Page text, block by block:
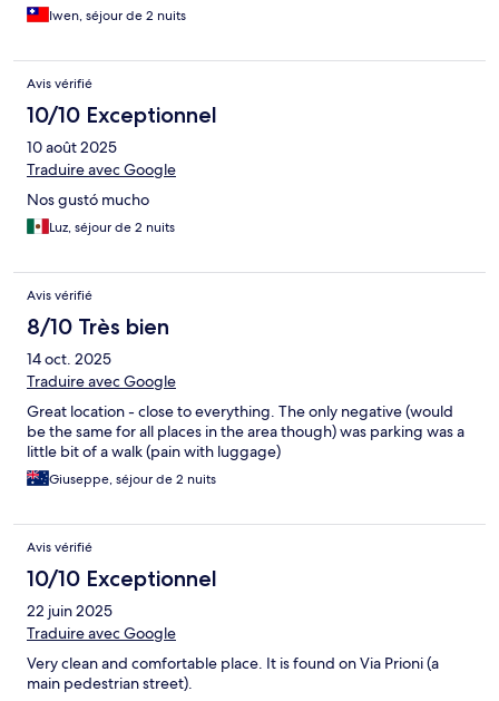
Iwen, séjour de 2 nuits
Avis vérifié
10/10 Exceptionnel
10 août 2025
Traduire avec Google
Nos gustó mucho
Luz, séjour de 2 nuits
Avis vérifié
8/10 Très bien
14 oct. 2025
Traduire avec Google
Great location - close to everything. The only negative (would
be the same for all places in the area though) was parking was a
little bit of a walk (pain with luggage)
Giuseppe, séjour de 2 nuits
Avis vérifié
10/10 Exceptionnel
22 juin 2025
Traduire avec Google
Very clean and comfortable place. It is found on Via Prioni (a
main pedestrian street).